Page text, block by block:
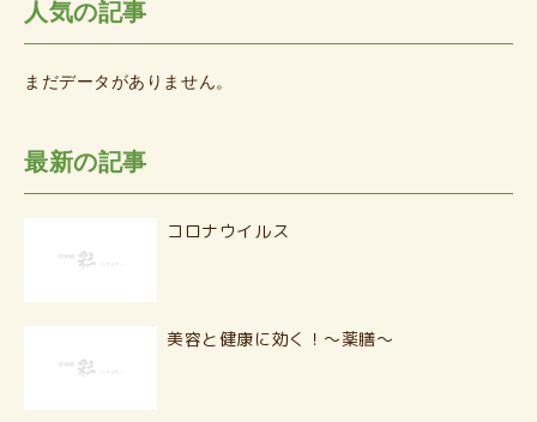
人気の記事
まだデータがありません。
最新の記事
コロナウイルス
美容と健康に効く！〜薬膳〜